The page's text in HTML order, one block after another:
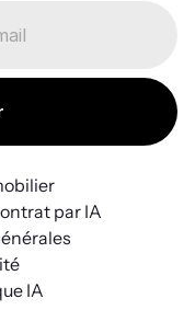
par IA
IA